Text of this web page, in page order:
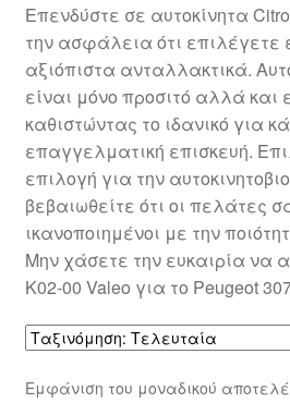
Παράπονα
πληρωμές
Πολιτική Απορρήτου
Σχετικά με εμάς
Επενδύστε σε αυτοκίνητα
την ασφάλεια ότι επιλέγετε
αξιόπιστα ανταλλακτικά.
είναι μόνο προσιτό αλλά και
καθιστώντας το ιδανικό για
επαγγελματική επισκευή.
επιλογή για την
βεβαιωθείτε ότι οι πελάτες
ικανοποιημένοι με την
Μην χάσετε την ευκαιρία να
K02-00 Valeo για το Peugeot
Εμφάνιση του μοναδικού